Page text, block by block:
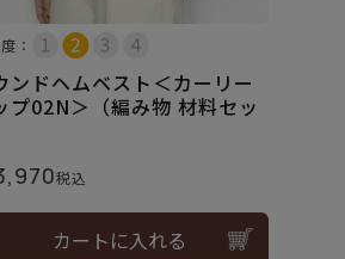
：
ンドヘムベスト＜カーリー
プ02N＞（編み物 材料セッ
税込
カートに入れる